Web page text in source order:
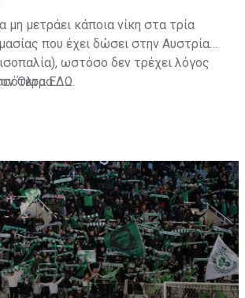
μη μετράει κάποια νίκη στα τρία
που έχει δώσει στην Αυστρία
ωστόσο δεν τρέχει λόγος
Όλτρα.ΕΔΩ